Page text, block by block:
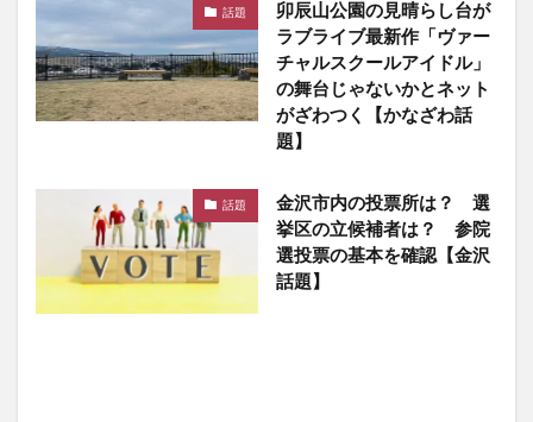
話題
卯辰山公園の見晴らし台が
ラブライブ最新作「ヴァー
チャルスクールアイドル」
の舞台じゃないかとネット
がざわつく【かなざわ話
題】
話題
金沢市内の投票所は？ 選
挙区の立候補者は？ 参院
選投票の基本を確認【金沢
話題】